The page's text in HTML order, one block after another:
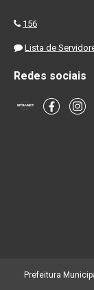
156
Lista de
Redes sociais
Prefeitura